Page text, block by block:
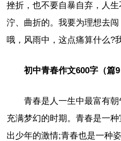
挫折，也不要自暴自弃，人
泞、曲折的。我要为理想去闯
哦，风雨中，这点痛算什么?
初中青春作文600字（篇9
青春是人一生中最富有
充满梦幻的时期。青春是一
出少年的激情;青春也是一种